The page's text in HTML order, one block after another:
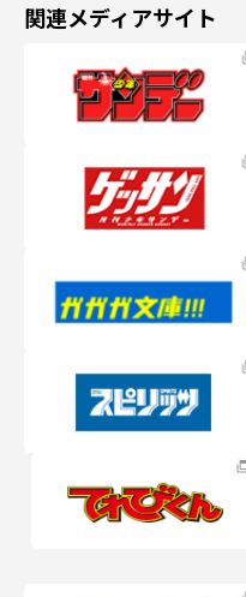
関連メディアサイト